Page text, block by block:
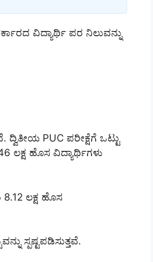
ವಿದ್ಯಾರ್ಥಿ ಪರ ನಿಲುವನ್ನು
ದ್ವಿತೀಯ PUC ಪರೀಕ್ಷೆಗೆ ಒಟ್ಟು
ಲಕ್ಷ ಹೊಸ ವಿದ್ಯಾರ್ಥಿಗಳು
8.12 ಲಕ್ಷ ಹೊಸ
ಸ್ಪಷ್ಟಪಡಿಸುತ್ತವೆ.